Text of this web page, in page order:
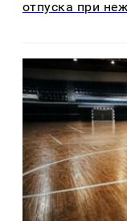
отпуска при